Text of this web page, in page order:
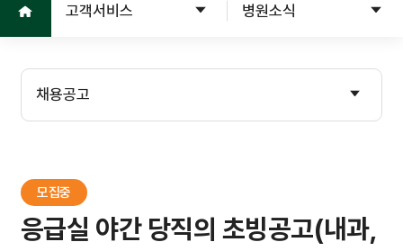
병원소개
입원준비
고객서비스 병원소식
채용공고
모집중
응급실 야간 당직의 초빙공고(내과,